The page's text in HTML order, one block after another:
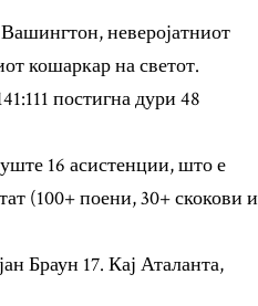
неверојатниот
кошаркар на светот.
постигна дури 48
16 асистенции, што е
(100+ поени, 30+ скокови и
Браун 17. Кај Аталанта,